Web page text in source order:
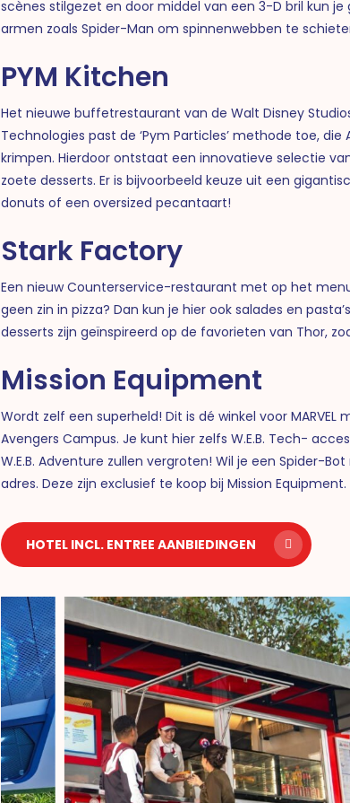
scènes stilgezet en door middel van een 3-D bril kun
armen zoals Spider-Man om spinnenwebben te
PYM Kitchen
Het nieuwe buffetrestaurant van de Walt Disney
Technologies past de ‘Pym Particles’ methode toe,
krimpen. Hierdoor ontstaat een innovatieve selectie
zoete desserts.Er is bijvoorbeeld keuze uit een
donuts of een oversized pecantaart!
Stark Factory
Een nieuw Counterservice-restaurant met op het
geen zin in pizza? Dan kun je hier ook salades en
desserts zijn geïnspireerd op de favorieten van Thor,
Mission Equipment
Wordt zelf een superheld! Dit is dé winkel voor
Avengers Campus. Je kunt hier zelfs W.E.B. Tech-
W.E.B. Adventure zullen vergroten!Wil je een Spider-
adres. Deze zijn exclusief te koop bij Mission Equipment.
HOTEL INCL. ENTREE AANBIEDINGEN